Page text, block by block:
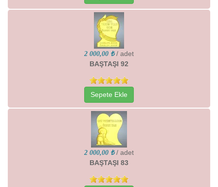
2 000,00 ₺ / adet
BAŞTAŞI 92
Sepete Ekle
2 000,00 ₺ / adet
BAŞTAŞI 83